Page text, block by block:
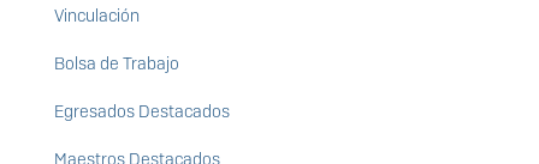
Vinculación
Bolsa de Trabajo
Egresados Destacados
Maestros Destacados